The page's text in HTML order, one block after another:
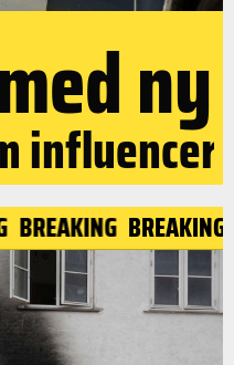
ny
influencer
BREAKING BREAKING